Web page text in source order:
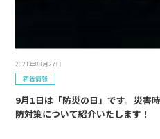
2021年08月27日
新着情報
9月1日は「防災の日」です。災害
防対策について紹介いたします！